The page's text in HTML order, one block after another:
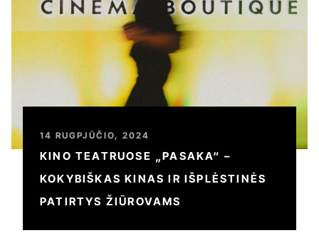
14 RUGPJŪČIO, 2024
KINO TEATRUOSE „PASAKA“ –
KOKYBIŠKAS KINAS IR IŠPLĖSTINĖS
PATIRTYS ŽIŪROVAMS